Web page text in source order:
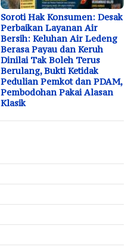
Soroti Hak Konsumen: Desak
Perbaikan Layanan Air
Bersih: Keluhan Air Ledeng
Berasa Payau dan Keruh
Dinilai Tak Boleh Terus
Berulang, Bukti Ketidak
Pedulian Pemkot dan PDAM,
Pembodohan Pakai Alasan
Klasik